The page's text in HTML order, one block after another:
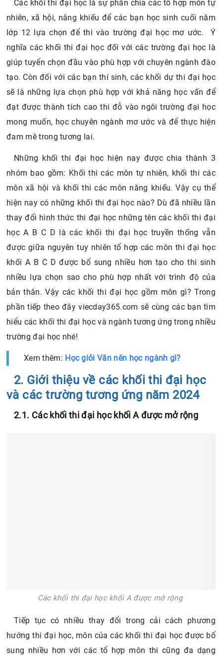
Các khối thi đại học là sự phân chia các tổ hợp môn tự
nhiên, xã hội, năng khiếu để các bạn học sinh cuối năm
lớp 12 lựa chọn để thi vào trường đại học mơ ước. Ý
nghĩa các khối thi đại học đối với các trường đại học là
giúp tuyển chọn đầu vào phù hợp với chuyên ngành đào
tạo. Còn đối với các bạn thí sinh, các khối dự thi đại học
sẽ là những lựa chọn phù hợp với khả năng học vấn để
đạt được thành tích cao thi đỗ vào ngôi trường đại học
mong muốn, học chuyên ngành mơ ước và để thực hiện
đam mê trong tương lai.
Những khối thi đại học hiện nay được chia thành 3
nhóm bao gồm: Khối thi các môn tự nhiên, khối thi các
môn xã hội và khối thi các môn năng khiếu. Vậy cụ thể
hiện nay có những khối thi đại học nào? Dù đã nhiều lần
thay đổi hình thức thi đại học những tên các khối thi đại
học A B C D là các khối thi đại học truyền thống vẫn
được giữa nguyên tuy nhiên tổ hợp các môn thi đại học
khối A B C D được bổ sung nhiều hơn tạo cho thi sinh
nhiều lựa chọn sao cho phù hợp nhất với trình độ của
bản thân. Vậy các khối thi đại học gồm môn gì? Trong
phần tiếp theo đây viecday365.com sẽ cùng các bạn tìm
hiểu các khối thi đại học và ngành tương ứng trong nhiều
trường đại học nhé!
Xem thêm: Học giỏi Văn nên học ngành gì?​
2. Giới thiệu về các khối thi đại học
và các trường tương ứng năm 2024
2.1. Các khối thi đại học khối A được mở rộng
Các khối thi đại học khối A được mở rộng
Tiếp tục có nhiều thay đổi trong cải cách phương
hướng thi đại học, môn của các khối thi đại học được bổ
sung nhiều hơn với các tổ hợp môn thi cũng đa dạng